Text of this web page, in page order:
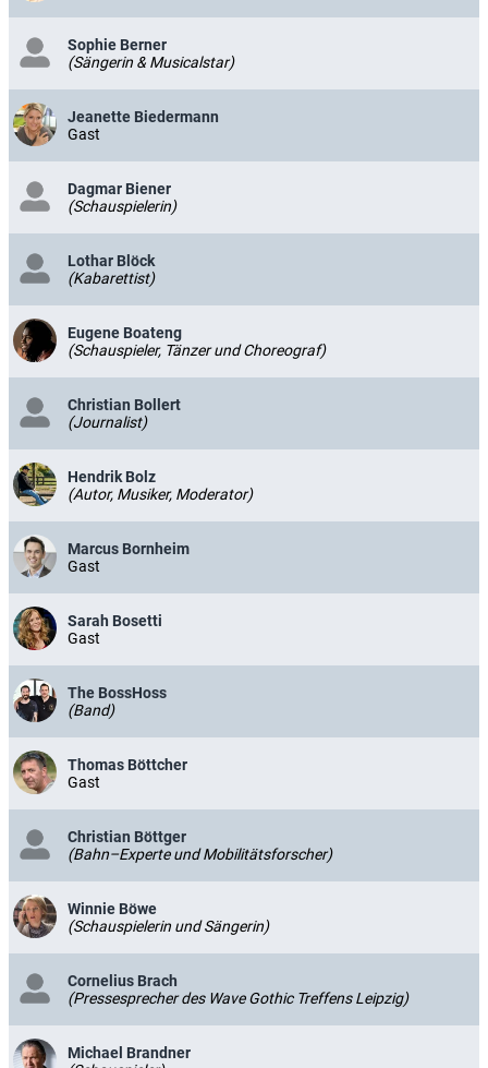
Sophie Berner
(Sängerin & Musicalstar)
Jeanette Biedermann
Gast
Dagmar Biener
(Schauspielerin)
Lothar Blöck
(Kabarettist)
Eugene Boateng
(Schauspieler, Tänzer und Choreograf)
Christian Bollert
(Journalist)
Hendrik Bolz
(Autor, Musiker, Moderator)
Marcus Bornheim
Gast
Sarah Bosetti
Gast
The BossHoss
(Band)
Thomas Böttcher
Gast
Christian Böttger
(Bahn–Experte und Mobilitätsforscher)
Winnie Böwe
(Schauspielerin und Sängerin)
Cornelius Brach
(Pressesprecher des Wave Gothic Treffens Leipzig)
Michael Brandner